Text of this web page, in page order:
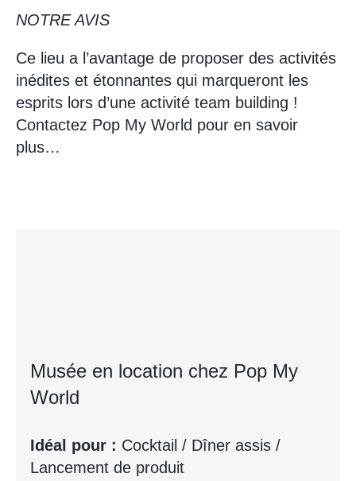
NOTRE AVIS
Ce lieu a l’avantage de proposer des activités
inédites et étonnantes qui marqueront les
esprits lors d’une activité team building !
Contactez Pop My World pour en savoir
plus…
Musée en location chez Pop My
World
Idéal pour : Cocktail / Dîner assis /
Lancement de produit